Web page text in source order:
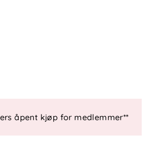
åpent kjøp for medlemmer**